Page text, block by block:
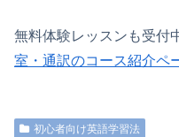
無料体験レッスンも受付
室・通訳のコース紹介ペ
初心者向け英語学習法